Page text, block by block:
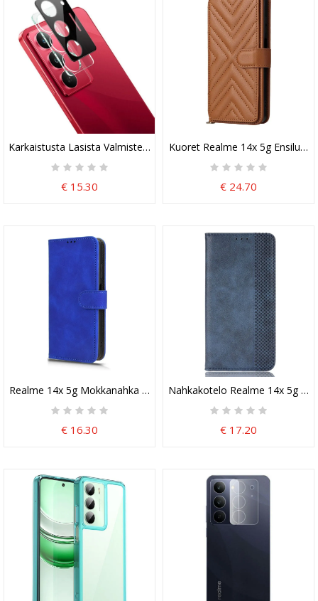
Karkaistusta Lasista Valmistettu Linssisuoja Realme 14x 5g
€ 15.30
Kuoret Realme 14x 5g
€ 24.70
Realme 14x 5g Mokkanahka Efekti
€ 16.30
Nahkakotelo Realme 14x 5g
€ 17.20